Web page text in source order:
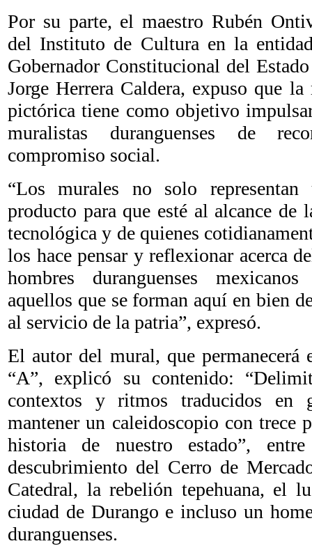
Por su parte, el maestro Rubén
del Instituto de Cultura en la
Gobernador Constitucional del
Jorge Herrera Caldera, expuso que
pictórica tiene como objetivo
muralistas duranguenses de
compromiso social.
“Los murales no solo
producto para que esté al alcance de
tecnológica y de quienes
los hace pensar y reflexionar acerca
hombres duranguenses
aquellos que se forman aquí en bien
al servicio de la patria”, expresó.
El autor del mural, que
“A”, explicó su contenido:
contextos y ritmos traducidos en
mantener un caleidoscopio con trece
historia de nuestro estado”,
descubrimiento del Cerro de
Catedral, la rebelión tepehuana, el
ciudad de Durango e incluso un
duranguenses.